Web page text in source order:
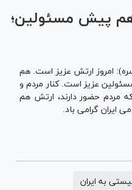
پیش مسئولین؛
امروز ارتش عزیز است. هم
عزیز است. کنار مردم و
مردم حضور دارند، ارتش هم
ایران گرامی باد.
به ایران